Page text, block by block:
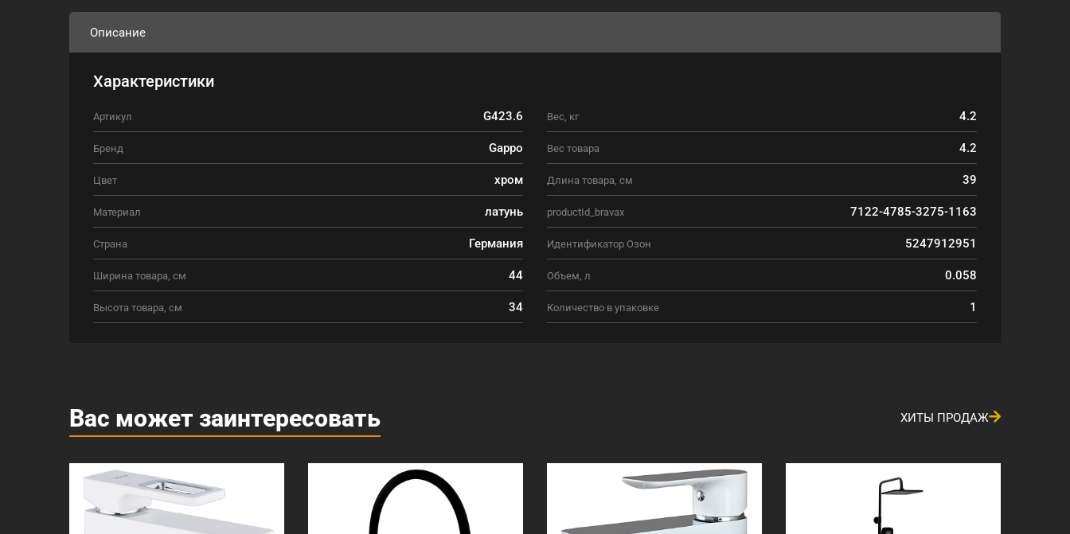
Описание
Характеристики
Артикул G423.6
Бренд Gappo
Цвет хром
Материал латунь
Страна Германия
Ширина товара, см 44
Высота товара, см 34
Вес, кг 4.2
Вес товара 4.2
Длина товара, см 39
productId_bravax 7122-4785-3275-1163
Идентификатор Озон 5247912951
Объем, л 0.058
Количество в упаковке 1
Вас может заинтересовать ХИТЫ ПРОДАЖ